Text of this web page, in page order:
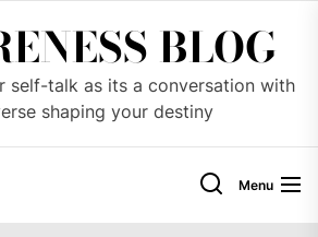
BLOG
self-talk as its a conversation with
shaping your destiny
Menu